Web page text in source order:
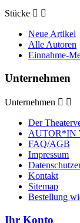
Stücke  
Neue Artikel
Alle Autoren
Einnahme-
Unternehmen
Unternehmen  
Der
AUTOR*IN
FAQ/AGB
Impressum
Kontakt
Sitemap
Bestellung
Ihr Konto